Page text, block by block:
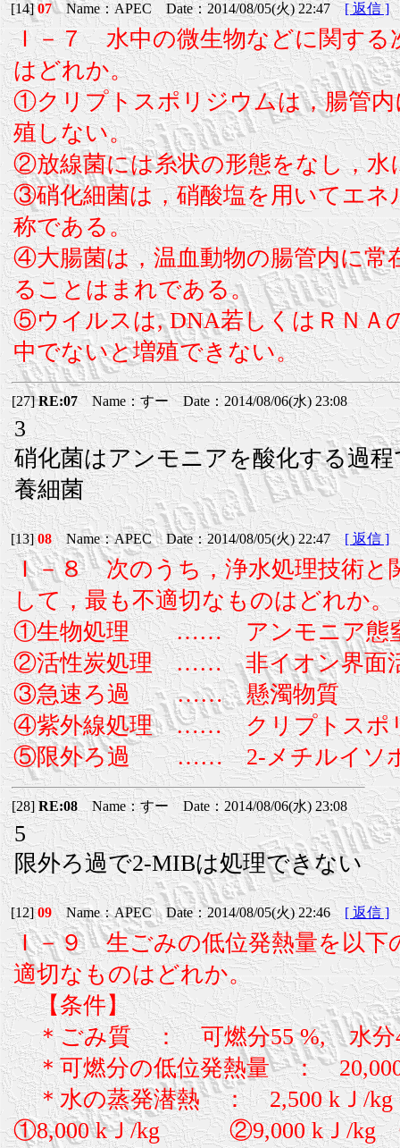
[14]07Name：APEC Date：2014/08/05(火) 22:47[ 返信 ]
Ｉ－７ 水中の微生物などに関する
はどれか。
①クリプトスポリジウムは，腸管
殖しない。
②放線菌には糸状の形態をなし，
③硝化細菌は，硝酸塩を用いてエネ
称である。
④大腸菌は，温血動物の腸管内に常
ることはまれである。
⑤ウイルスは, DNA若しくはＲＮＡ
中でないと増殖できない。
[27]RE:07Name：すー Date：2014/08/06(水) 23:08
3
硝化菌はアンモニアを酸化する過
養細菌
[13]08Name：APEC Date：2014/08/05(火) 22:47[ 返信 ]
Ｉ－８ 次のうち，浄水処理技術と
して，最も不適切なものはどれか。
①生物処理 …… アンモニア態
②活性炭処理 …… 非イオン界面
③急速ろ過 …… 懸濁物質
④紫外線処理 …… クリプトスポ
⑤限外ろ過 …… 2-メチルイソボ
[28]RE:08Name：すー Date：2014/08/06(水) 23:08
5
限外ろ過で2-MIBは処理できない
[12]09Name：APEC Date：2014/08/05(火) 22:46 [ 返信 ]
Ｉ－９ 生ごみの低位発熱量を以下
適切なものはどれか。
【条件】
＊ごみ質 ： 可燃分55 %, 水分
＊可燃分の低位発熱量 ： 20,000
＊水の蒸発潜熱 ： 2,500 kＪ/kg
①8,000 kＪ/kg ②9,000 kＪ/kg